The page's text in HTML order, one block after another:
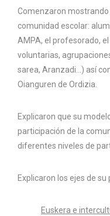
Comenzaron
comunidad escolar:
AMPA, el profesorado,
voluntarias,
sarea, Aranzadi…) así
Oianguren de Ordizia.
Explicaron que su
participación de la
diferentes niveles de
Explicaron los ejes de
Euskera e